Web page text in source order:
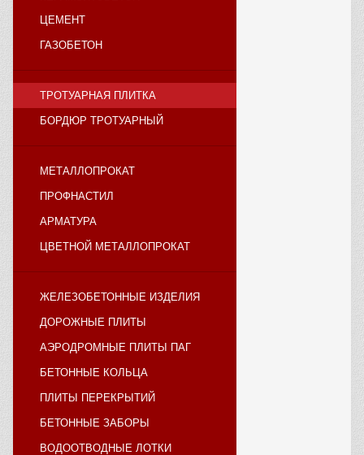
ЦЕМЕНТ
ГАЗОБЕТОН
ТРОТУАРНАЯ ПЛИТКА
БОРДЮР ТРОТУАРНЫЙ
МЕТАЛЛОПРОКАТ
ПРОФНАСТИЛ
АРМАТУРА
ЦВЕТНОЙ МЕТАЛЛОПРОКАТ
ЖЕЛЕЗОБЕТОННЫЕ ИЗДЕЛИЯ
ДОРОЖНЫЕ ПЛИТЫ
АЭРОДРОМНЫЕ ПЛИТЫ ПАГ
БЕТОННЫЕ КОЛЬЦА
ПЛИТЫ ПЕРЕКРЫТИЙ
БЕТОННЫЕ ЗАБОРЫ
ВОДООТВОДНЫЕ ЛОТКИ